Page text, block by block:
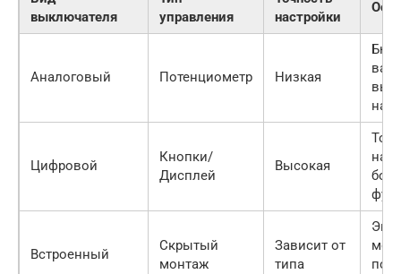
выключателя
управления
настройки
Аналоговый Потенциометр Низкая
Цифровой
Кнопки/
Дисплей
Высокая
Встроенный
Скрытый
монтаж
Зависит от
типа